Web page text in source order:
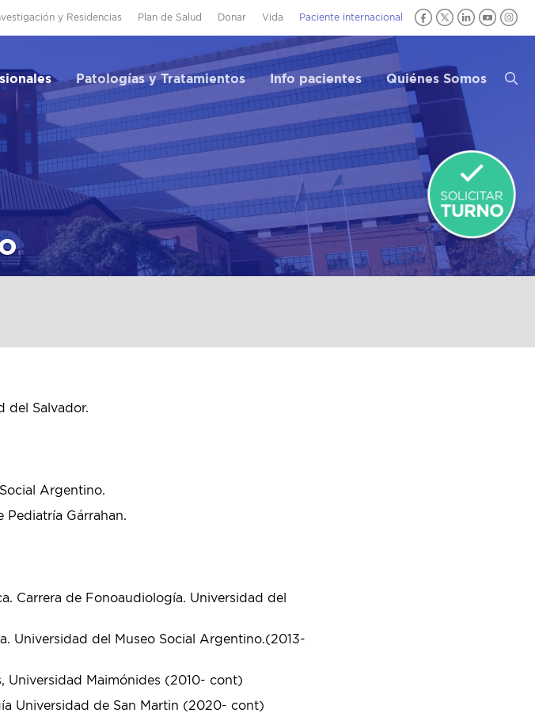
y Residencias Plan de Salud Donar Vida Paciente internacional
Patologías y Tratamientos Info pacientes Quiénes Somos
del Salvador.
Argentino.
Pediatría Gárrahan.
Carrera de Fonoaudiología. Universidad del
Universidad del Museo Social Argentino.(2013-
Universidad Maimónides (2010- cont)
Universidad de San Martin (2020- cont)